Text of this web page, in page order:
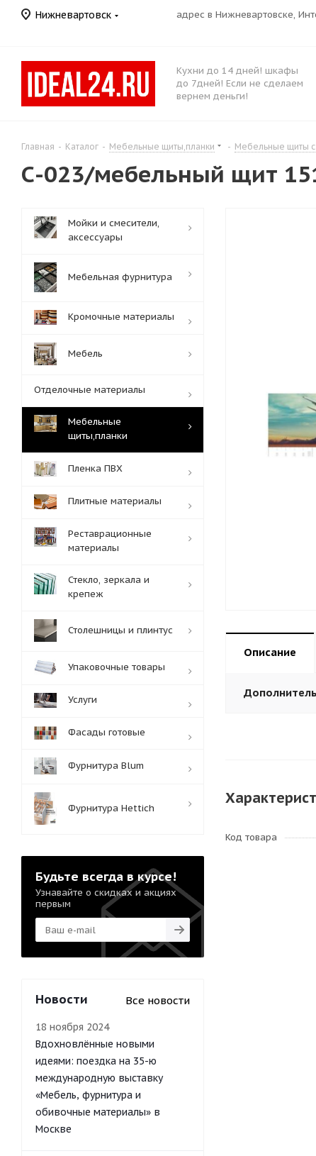
Нижневартовск адрес в Нижневартовске,
Кухни до 14 дней! шкафы
до 7дней! Если не сделаем
вернем деньги!
Главная - Каталог - Мебельные щиты,планки - Мебельные щиты с
С-023/мебельный щит
Описание
Код товара
Мойки и смесители,
аксессуары
Мебельная фурнитура
Кромочные материалы
Мебель
Отделочные материалы
Мебельные
щиты,планки
Пленка ПВХ
Плитные материалы
Реставрационные
материалы
Стекло, зеркала и
крепеж
Столешницы и плинтус
Упаковочные товары
Услуги
Фасады готовые
Фурнитура Blum
Фурнитура Hettich
Будьте всегда в курсе!
Узнавайте о скидках и акциях
первым
Новости Все новости
18 ноября 2024
Вдохновлённые новыми
идеями: поездка на 35-ю
международную выставку
«Мебель, фурнитура и
обивочные материалы» в
Москве